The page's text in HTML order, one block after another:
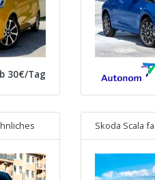
30€/Tag
Skoda Scala